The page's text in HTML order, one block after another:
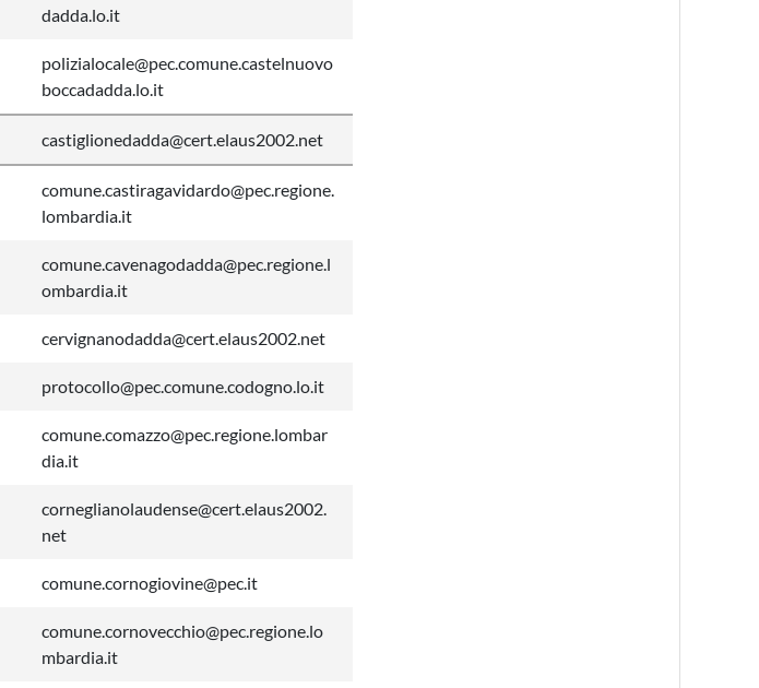
dadda.lo.it
polizialocale@pec.comune.castelnuovo
boccadadda.lo.it
castiglionedadda@cert.elaus2002.net
comune.castiragavidardo@pec.regione.
lombardia.it
comune.cavenagodadda@pec.regione.l
ombardia.it
cervignanodadda@cert.elaus2002.net
protocollo@pec.comune.codogno.lo.it
comune.comazzo@pec.regione.lombar
dia.it
corneglianolaudense@cert.elaus2002.
net
comune.cornogiovine@pec.it
comune.cornovecchio@pec.regione.lo
mbardia.it